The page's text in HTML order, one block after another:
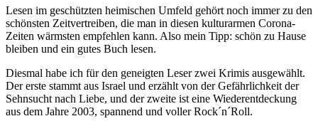
Lesen im geschützten heimischen Umfeld gehört noch immer zu den
schönsten Zeitvertreiben, die man in diesen kulturarmen Corona-
Zeiten wärmsten empfehlen kann. Also mein Tipp: schön zu Hause
bleiben und ein gutes Buch lesen.
Diesmal habe ich für den geneigten Leser zwei Krimis ausgewählt.
Der erste stammt aus Israel und erzählt von der Gefährlichkeit der
Sehnsucht nach Liebe, und der zweite ist eine Wiederentdeckung
aus dem Jahre 2003, spannend und voller Rock´n´Roll.